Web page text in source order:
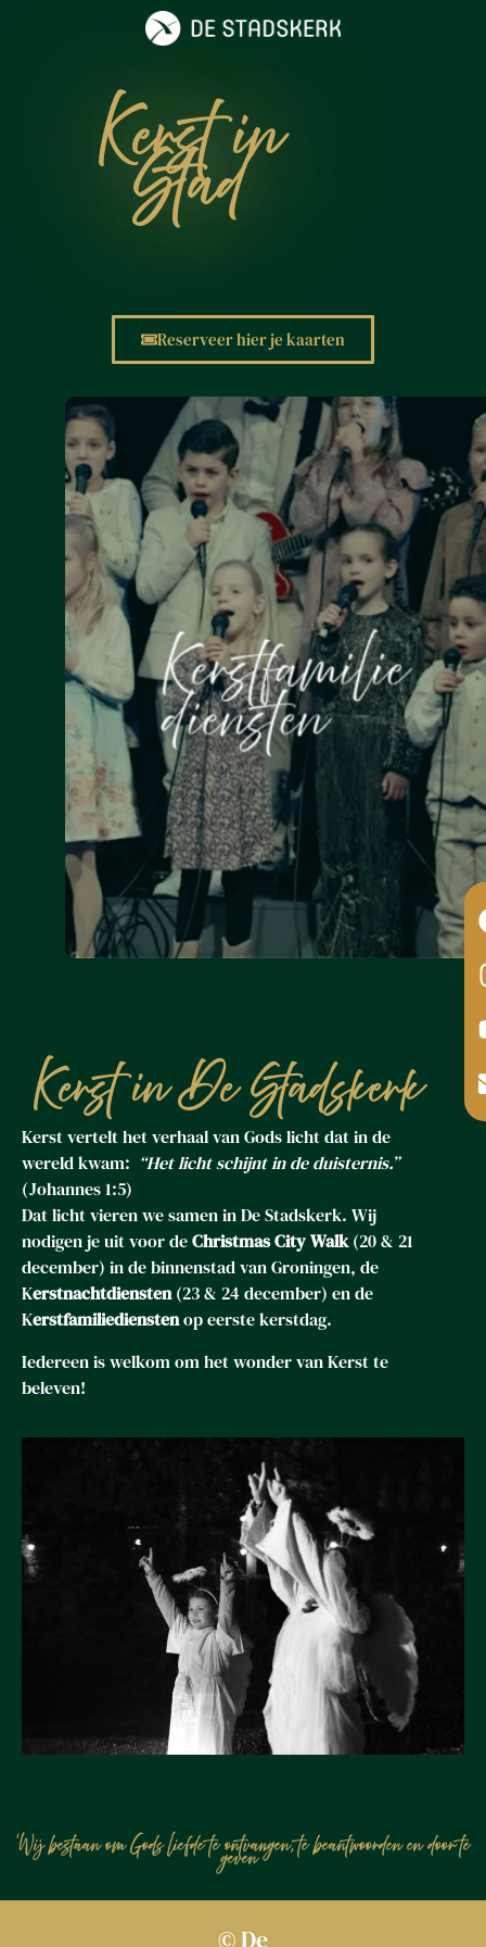
Kerst in
Stad
Reserveer hier je kaarten
Kerst in De Stadskerk
Kerst vertelt het verhaal van Gods licht dat in de
wereld kwam: “Het licht schijnt in de duisternis.”
(Johannes 1:5)
Dat licht vieren we samen in De Stadskerk. Wij
nodigen je uit voor deChristmas City Walk(20 & 21
december) in de binnenstad van Groningen, de
Kerstnachtdiensten(23 & 24 december) en de
Kerstfamiliedienstenop eerste kerstdag.
Iedereen is welkom om het wonder van Kerst te
beleven!
'Wij bestaan om Gods liefde te ontvangen, te beantwoorden en door te
geven '
© De